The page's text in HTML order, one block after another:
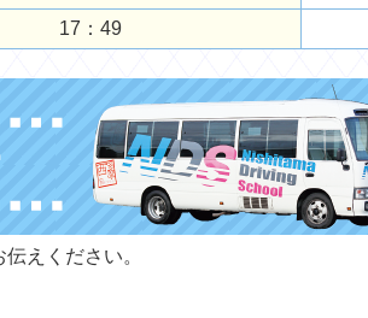
17：49
えください。